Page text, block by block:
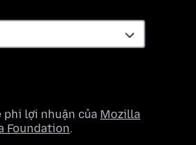
phi lợi nhuận của Mozilla
Foundation.